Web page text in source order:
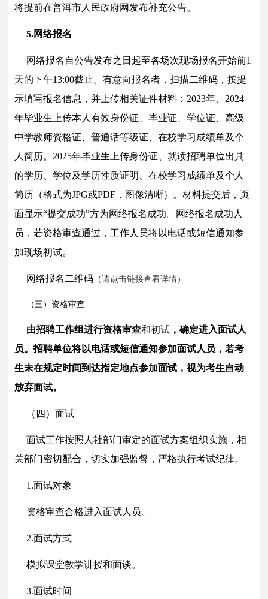
将提前在普洱市人民政府网发布补充公告。
5.网络报名
网络报名自公告发布之日起至各场次现场报名开始前1
天的下午13:00截止。有意向报名者，扫描二维码，按提
示填写报名信息，并上传相关证件材料：2023年、2024
年毕业生上传本人有效身份证、毕业证、学位证、高级
中学教师资格证、普通话等级证、在校学习成绩单及个
人简历。2025年毕业生上传身份证、就读招聘单位出具
的学历、学位及学历性质证明、在校学习成绩单及个人
简历（格式为JPG或PDF，图像清晰）。材料提交后，页
面显示“提交成功”方为网络报名成功。网络报名成功人
员，若资格审查通过，工作人员将以电话或短信通知参
加现场初试。
网络报名二维码 （请点击链接查看详情）
（三）资格审查
由招聘工作组进行资格审查和初试 ，确定进入面试人
员。招聘单位将以电话或短信通知参加面试人员，若考
生未在规定时间到达指定地点参加面试，视为考生自动
放弃面试。
（四）面试
面试工作按照人社部门审定的面试方案组织实施，相
关部门密切配合，切实加强监督，严格执行考试纪律。
1.面试对象
资格审查合格进入面试人员。
2.面试方式
模拟课堂教学讲授和面谈。
3.面试时间